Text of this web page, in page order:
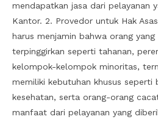
mendapatkan jasa dari pelayanan
Kantor. 2. Provedor untuk Hak
harus menjamin bahwa orang
terpinggirkan seperti tahanan,
kelompok-kelompok minoritas,
memiliki kebutuhan khusus seperti
kesehatan, serta orang-orang
manfaat dari pelayanan yang